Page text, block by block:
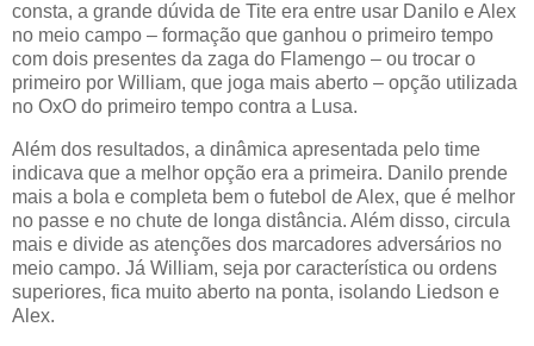
consta, a grande dúvida de Tite era entre usar Danilo e Alex
no meio campo – formação que ganhou o primeiro tempo
com dois presentes da zaga do Flamengo – ou trocar o
primeiro por William, que joga mais aberto – opção utilizada
no OxO do primeiro tempo contra a Lusa.
Além dos resultados, a dinâmica apresentada pelo time
indicava que a melhor opção era a primeira. Danilo prende
mais a bola e completa bem o futebol de Alex, que é melhor
no passe e no chute de longa distância. Além disso, circula
mais e divide as atenções dos marcadores adversários no
meio campo. Já William, seja por característica ou ordens
superiores, fica muito aberto na ponta, isolando Liedson e
Alex.